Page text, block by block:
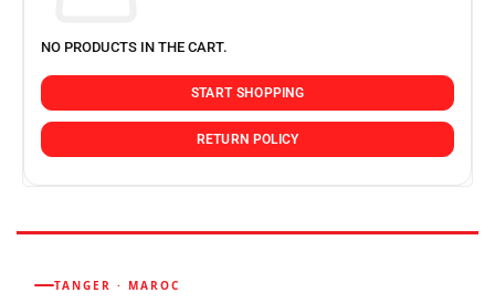
NO PRODUCTS IN THE CART.
START SHOPPING
RETURN POLICY
TANGER · MAROC